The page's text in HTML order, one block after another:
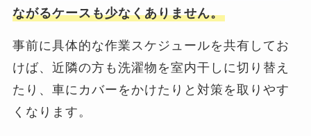
ながるケースも少なくありません。
事前に具体的な作業スケジュールを共有してお
けば、近隣の方も洗濯物を室内干しに切り替え
たり、車にカバーをかけたりと対策を取りやす
くなります。